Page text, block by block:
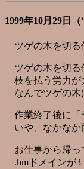
1999年10月29日（
ツゲの木を切る
ツゲの木を切る
枝を払う労力が
なんでツゲの木
作業終了後に「
いや、なかなか
お仕事から帰っ
.hmドメインが